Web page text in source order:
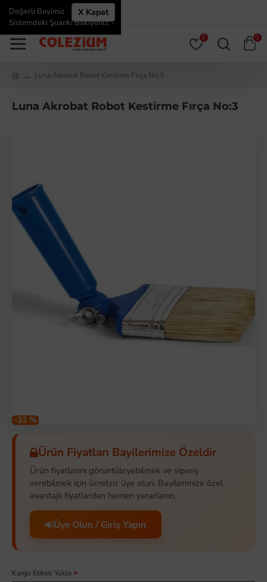
ÜYE GIRIŞI ÜYE OL
0 0
X Kapat
Değerli Bayimiz
Sistemdeki Şuanki Bakiyeniz: -
Luna Akrobat Robot Kestirme Fırça No:3
Luna Akrobat Robot Kestirme Fırça No:3
-33 %
Ürün Fiyatları Bayilerimize Özeldir
Ürün fiyatlarını görüntüleyebilmek ve sipariş
verebilmek için ücretsiz üye olun. Bayilerimize özel
avantajlı fiyatlardan hemen yararlanın.
Üye Olun / Giriş Yapın
Kargo Etiketi Yükle